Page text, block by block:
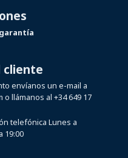
envíanos un e-mail a
o llámanos al
telefónica Lunes a